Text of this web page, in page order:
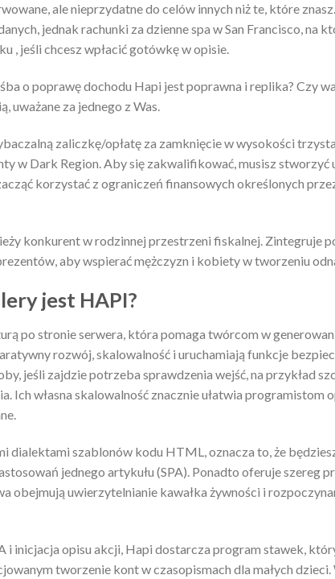
ale nieprzydatne do celów innych niż te, które
jednak rachunki za dzienne spa w San Francisco, na
, jeśli chcesz wpłacić gotówkę w opisie.
o poprawę dochodu Hapi jest poprawna i replika? Czy
uważane za jednego z Was.
zaliczkę/opłatę za zamknięcie w wysokości
w Dark Region. Aby się zakwalifikować, musisz
korzystać z ograniczeń finansowych określonych
konkurent w rodzinnej przestrzeni fiskalnej. Zintegruje
aby wspierać mężczyzn i kobiety w tworzeniu
jest HAPI?
po stronie serwera, która pomaga twórcom w
rozwój, skalowalność i uruchamiają funkcje
jeśli zajdzie potrzeba sprawdzenia wejść, na przykład
Ich własna skalowalność znacznie ułatwia
dialektami szablonów kodu HTML, oznacza to, że
jednego artykułu (SPA). Ponadto oferuje szereg
obejmują uwierzytelnianie kawałka żywności i
i inicjacja opisu akcji, Hapi dostarcza program stawek,
tworzenie kont w czasopismach dla małych